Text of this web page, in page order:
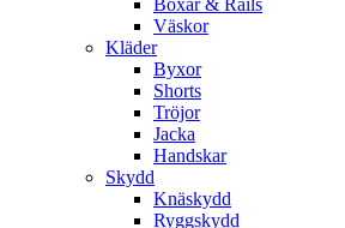
Boxar & Rails
Väskor
Kläder
Byxor
Shorts
Tröjor
Jacka
Handskar
Skydd
Knäskydd
Ryggskydd